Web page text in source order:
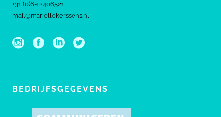
+31 (0)6-12406521
mail@mariellekerssens.nl
BEDRIJFSGEGEVENS